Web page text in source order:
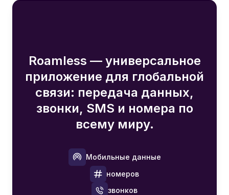
Roamless — универсальное
приложение для глобальной
связи: передача данных,
звонки, SMS и номера по
всему миру.
Мобильные данные
номеров
звонков